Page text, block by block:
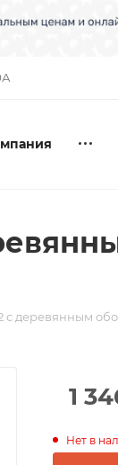
с деревянным
1
Нет в